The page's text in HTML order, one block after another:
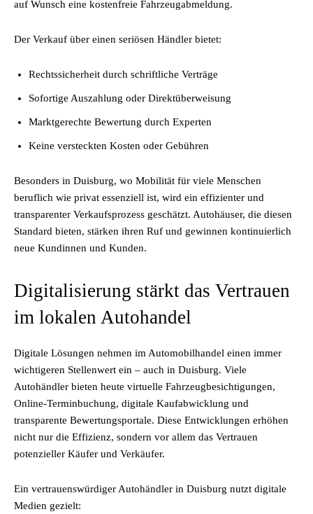
auf Wunsch eine kostenfreie Fahrzeugabmeldung.
Der Verkauf über einen seriösen Händler bietet:
Rechtssicherheit durch schriftliche Verträge
Sofortige Auszahlung oder Direktüberweisung
Marktgerechte Bewertung durch Experten
Keine versteckten Kosten oder Gebühren
Besonders in Duisburg, wo Mobilität für viele Menschen
beruflich wie privat essenziell ist, wird ein effizienter und
transparenter Verkaufsprozess geschätzt. Autohäuser, die diesen
Standard bieten, stärken ihren Ruf und gewinnen kontinuierlich
neue Kundinnen und Kunden.
Digitalisierung stärkt das Vertrauen
im lokalen Autohandel
Digitale Lösungen nehmen im Automobilhandel einen immer
wichtigeren Stellenwert ein – auch in Duisburg. Viele
Autohändler bieten heute virtuelle Fahrzeugbesichtigungen,
Online-Terminbuchung, digitale Kaufabwicklung und
transparente Bewertungsportale. Diese Entwicklungen erhöhen
nicht nur die Effizienz, sondern vor allem das Vertrauen
potenzieller Käufer und Verkäufer.
Ein vertrauenswürdiger Autohändler in Duisburg nutzt digitale
Medien gezielt: